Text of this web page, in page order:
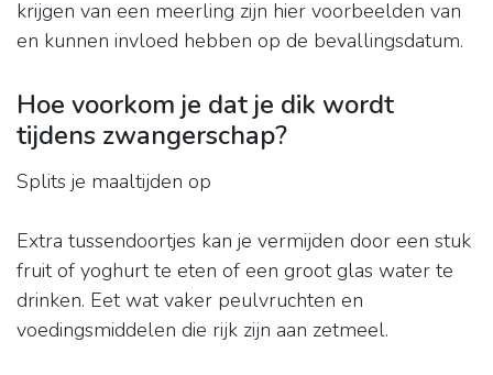
krijgen van een meerling zijn hier voorbeelden van
en kunnen invloed hebben op de bevallingsdatum.
Hoe voorkom je dat je dik wordt
tijdens zwangerschap?
Splits je maaltijden op
Extra tussendoortjes kan je vermijden door een stuk
fruit of yoghurt te eten of een groot glas water te
drinken. Eet wat vaker peulvruchten en
voedingsmiddelen die rijk zijn aan zetmeel.